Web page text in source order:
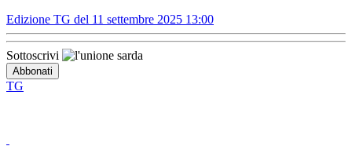
Edizione TG del 11 settembre 2025 13:00
Sottoscrivi
TG